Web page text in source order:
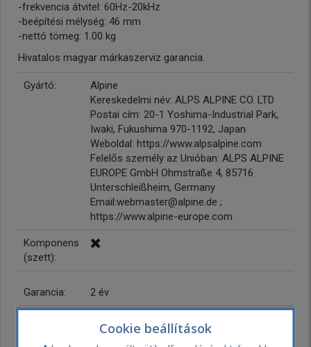
-frekvencia átvitel: 60Hz-20kHz
-beépítési mélység: 46 mm
-nettó tömeg: 1.00 kg
Hivatalos magyar márkaszerviz garancia.
Gyártó:
Alpine
Kereskedelmi név: ALPS ALPINE CO. LTD
Postai cím: 20-1 Yoshima-Industrial Park,
Iwaki, Fukushima 970-1192, Japan
Weboldal: https://www.alpsalpine.com
Felelős személy az Unióban: ALPS ALPINE
EUROPE GmbH Ohmstraße 4, 85716
Unterschleißheim, Germany
Email:webmaster@alpine.de ;
https://www.alpine-europe.com
Komponens
(szett):
Garancia: 2 év
Cookie beállítások